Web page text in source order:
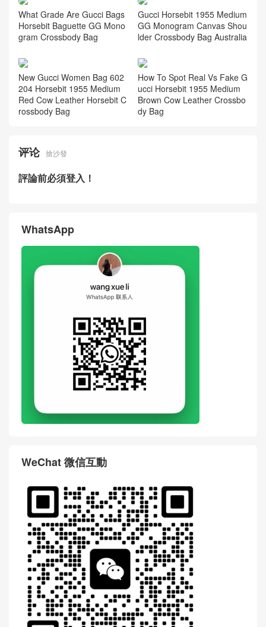
What Grade Are Gucci Bags
Horsebit Baguette GG Mono
gram Crossbody Bag
Gucci Horsebit 1955 Medium
GG Monogram Canvas Shou
lder Crossbody Bag Australia
New Gucci Women Bag 602
204 Horsebit 1955 Medium
Red Cow Leather Horsebit C
rossbody Bag
How To Spot Real Vs Fake G
ucci Horsebit 1955 Medium
Brown Cow Leather Crossbo
dy Bag
评论 搶沙發
評論前必須登入！
WhatsApp
WeChat 微信互動